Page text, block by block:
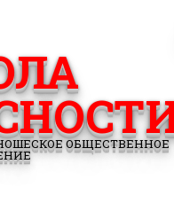
ОБЩЕСТВЕННОЕ